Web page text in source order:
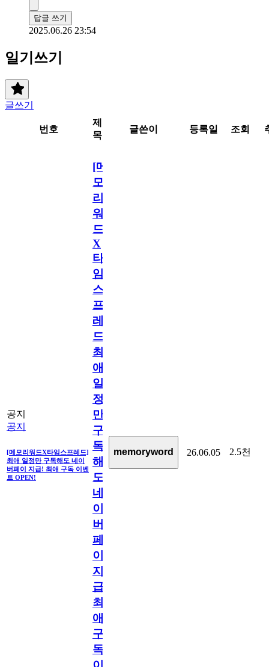
답글 쓰기
2025.06.26 23:54
일기쓰기
글쓰기
번호
제
목
글쓴이 등록일 조회
공지
공지
[메모리워드X타임스프레드]
최애 일정만 구독해도 네이
버페이 지급! 최애 구독 이벤
트 OPEN!
[메
모
리
워
드
X
타
임
스
프
레
드]
최
애
일
정
만
구
독
해
도
네
이
버
페
이
지
급!
최
애
구
독
memoryword 26.06.05 2.5천